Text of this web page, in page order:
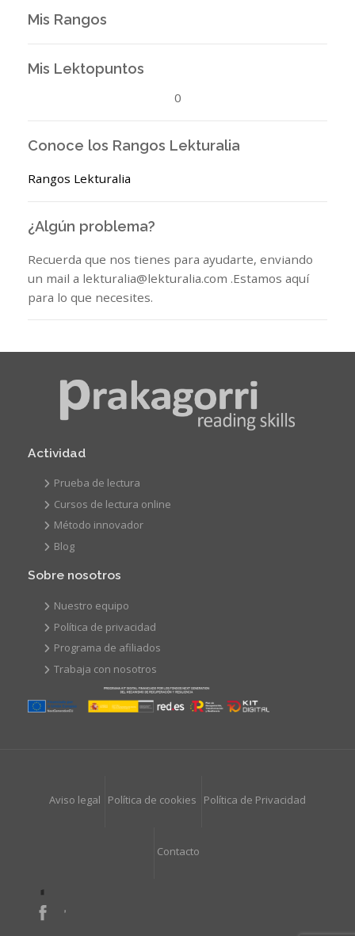
Mis Rangos
Mis Lektopuntos
0
Conoce los Rangos Lekturalia
Rangos Lekturalia
¿Algún problema?
Recuerda que nos tienes para ayudarte, enviando
un mail a lekturalia@lekturalia.com .Estamos aquí
para lo que necesites.
Actividad
Prueba de lectura
Cursos de lectura online
Método innovador
Blog
Sobre nosotros
Nuestro equipo
Política de privacidad
Programa de afiliados
Trabaja con nosotros
Aviso legal Política de cookies Política de Privacidad
Contacto